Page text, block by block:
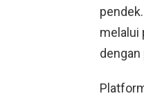
melalui
dengan